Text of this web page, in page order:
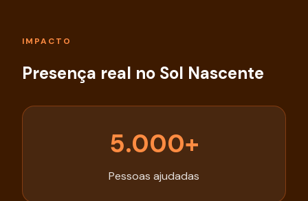
IMPACTO
Presença real no Sol Nascente
5.000+
Pessoas ajudadas